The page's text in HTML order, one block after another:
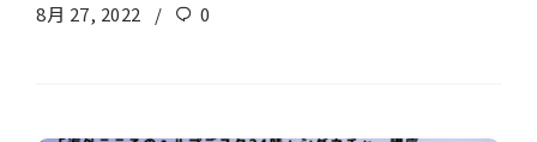
8月 27, 2022 0